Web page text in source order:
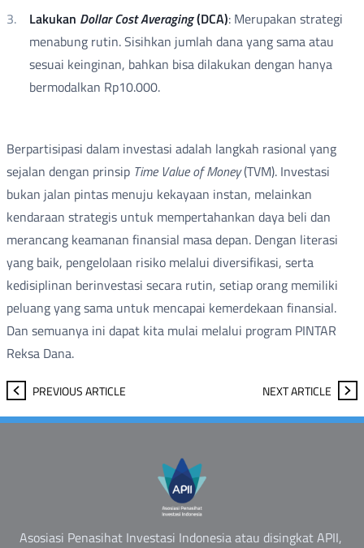
Lakukan Dollar Cost Averaging(DCA): Merupakan strategi
menabung rutin. Sisihkan jumlah dana yang sama atau
sesuai keinginan, bahkan bisa dilakukan dengan hanya
bermodalkan Rp10.000.
Berpartisipasi dalam investasi adalah langkah rasional yang
sejalan dengan prinsip Time Value of Money(TVM). Investasi
bukan jalan pintas menuju kekayaan instan, melainkan
kendaraan strategis untuk mempertahankan daya beli dan
merancang keamanan finansial masa depan. Dengan literasi
yang baik, pengelolaan risiko melalui diversifikasi, serta
kedisiplinan berinvestasi secara rutin, setiap orang memiliki
peluang yang sama untuk mencapai kemerdekaan finansial.
Dan semuanya ini dapat kita mulai melalui program PINTAR
Reksa Dana.
PREVIOUS ARTICLE NEXT ARTICLE
Asosiasi Penasihat Investasi Indonesia atau disingkat APII,